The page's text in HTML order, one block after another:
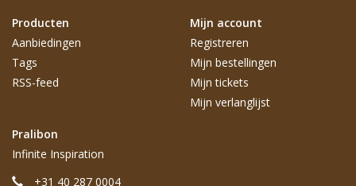
Producten
Aanbiedingen
Tags
RSS-feed
Mijn account
Registreren
Mijn bestellingen
Mijn tickets
Mijn verlanglijst
Pralibon
Infinite Inspiration
+31 40 287 0004